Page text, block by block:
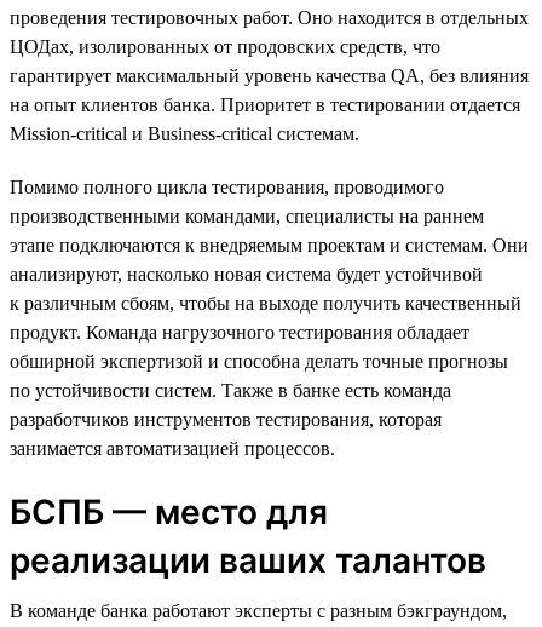
проведения тестировочных работ. Оно находится в отдельных
ЦОДах, изолированных от продовских средств, что
гарантирует максимальный уровень качества QA, без влияния
на опыт клиентов банка. Приоритет в тестировании отдается
Mission-critical и Business-critical системам.
Помимо полного цикла тестирования, проводимого
производственными командами, специалисты на раннем
этапе подключаются к внедряемым проектам и системам. Они
анализируют, насколько новая система будет устойчивой
к различным сбоям, чтобы на выходе получить качественный
продукт. Команда нагрузочного тестирования обладает
обширной экспертизой и способна делать точные прогнозы
по устойчивости систем. Также в банке есть команда
разработчиков инструментов тестирования, которая
занимается автоматизацией процессов.
БСПБ — место для
реализации ваших талантов
В команде банка работают эксперты с разным бэкграундом,